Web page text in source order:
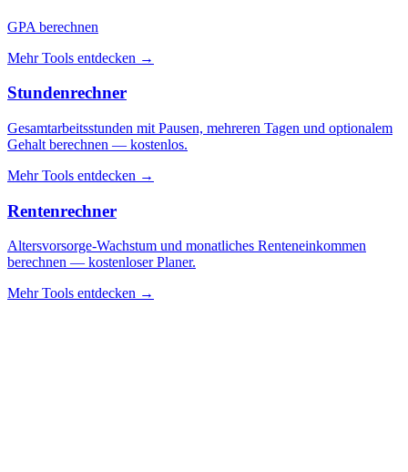
GPA berechnen
Mehr Tools entdecken →
Stundenrechner
Gesamtarbeitsstunden mit Pausen, mehreren Tagen und optionalem
Gehalt berechnen — kostenlos.
Mehr Tools entdecken →
Rentenrechner
Altersvorsorge-Wachstum und monatliches Renteneinkommen
berechnen — kostenloser Planer.
Mehr Tools entdecken →